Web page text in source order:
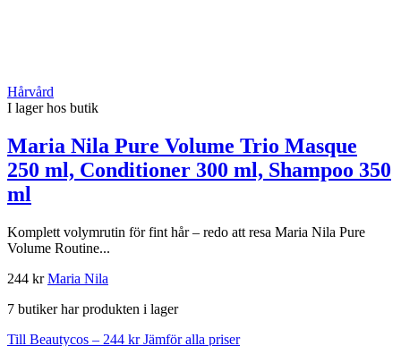
Hårvård
I lager hos butik
Maria Nila Pure Volume Trio Masque
250 ml, Conditioner 300 ml, Shampoo 350
ml
Komplett volymrutin för fint hår – redo att resa Maria Nila Pure
Volume Routine...
244 krMaria Nila
7 butiker har produkten i lager
Till Beautycos – 244 krJämför alla priser